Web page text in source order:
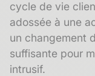
cycle de vie
adossée à une
un changement
suffisante pour
intrusif.